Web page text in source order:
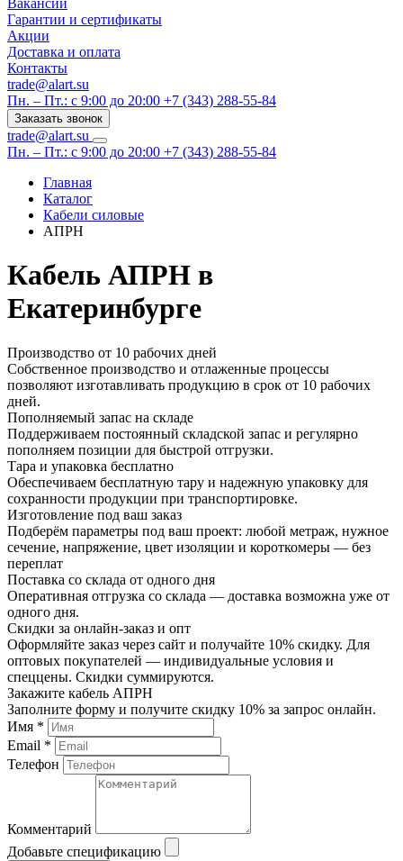
Вакансии
Гарантии и сертификаты
Акции
Доставка и оплата
Контакты
trade@alart.su
Пн. – Пт.: с 9:00 до 20:00 +7 (343) 288-55-84
Заказать звонок
trade@alart.su
Пн. – Пт.: с 9:00 до 20:00 +7 (343) 288-55-84
Главная
Каталог
Кабели силовые
АПРН
Кабель АПРН в
Екатеринбурге
Производство от 10 рабочих дней
Собственное производство и отлаженные процессы
позволяют изготавливать продукцию в срок от 10 рабочих
дней.
Пополняемый запас на складе
Поддерживаем постоянный складской запас и регулярно
пополняем позиции для быстрой отгрузки.
Тара и упаковка бесплатно
Обеспечиваем бесплатную тару и надежную упаковку для
сохранности продукции при транспортировке.
Изготовление под ваш заказ
Подберём параметры под ваш проект: любой метраж, нужное
сечение, напряжение, цвет изоляции и короткомеры — без
переплат
Поставка со склада от одного дня
Оперативная отгрузка со склада — доставка возможна уже от
одного дня.
Скидки за онлайн-заказ и опт
Оформляйте заказ через сайт и получайте 10% скидку. Для
оптовых покупателей — индивидуальные условия и
спеццены. Скидки суммируются.
Закажите кабель АПРН
Заполните форму и получите скидку 10% за запрос онлайн.
Имя *
Email *
Телефон
Комментарий
Добавьте спецификацию